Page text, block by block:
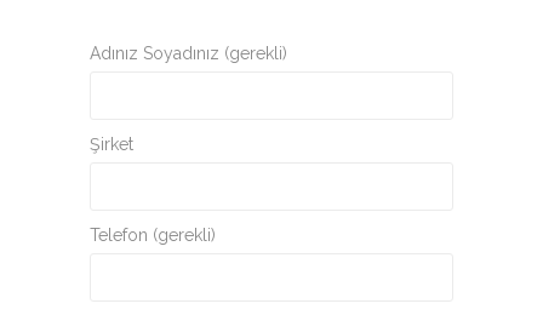
Adınız Soyadınız (gerekli)
Şirket
Telefon (gerekli)